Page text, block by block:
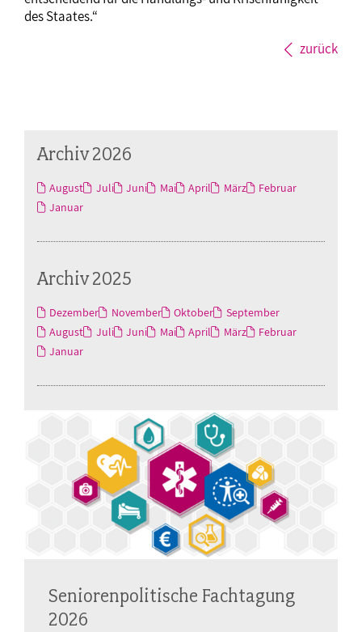
des Staates.“
zurück
Archiv 2026
August Juli Juni Mai April März
Februar
Januar
Archiv 2025
Dezember November Oktober
September
August
Juli Juni Mai April März
Februar
Januar
Seniorenpolitische Fachtagung
2026